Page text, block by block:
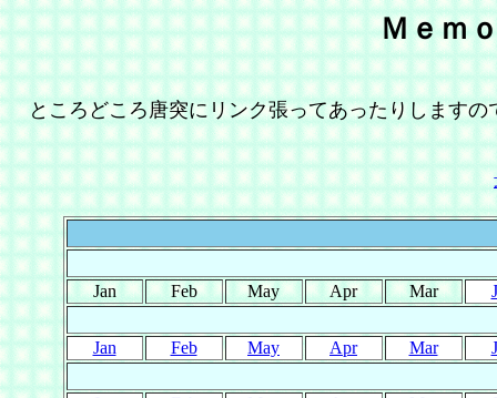
Ｍｅｍ
ところどころ唐突にリンク張ってあったりしますの
Jan Feb May Apr Mar
Jan Feb May Apr Mar